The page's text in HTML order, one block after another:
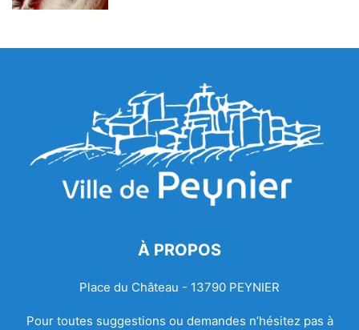
À PROPOS
Place du Château - 13790 PEYNIER
Pour toutes suggestions ou demandes n’hésitez pas à